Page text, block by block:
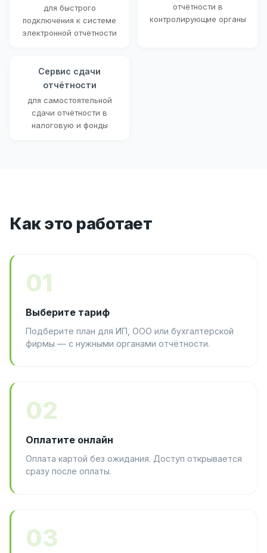
для быстрого
подключения к системе
электронной отчётности
отчётности в
контролирующие органы
Сервис сдачи
отчётности
для самостоятельной
сдачи отчётности в
налоговую и фонды
Как это работает
01
Выберите тариф
Подберите план для ИП, ООО или бухгалтерской
фирмы — с нужными органами отчётности.
02
Оплатите онлайн
Оплата картой без ожидания. Доступ открывается
сразу после оплаты.
03